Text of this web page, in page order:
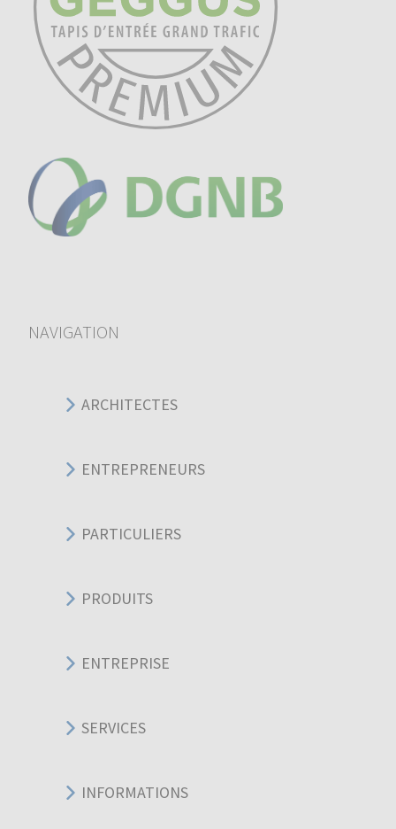
NAVIGATION
ARCHITECTES
ENTREPRENEURS
PARTICULIERS
PRODUITS
ENTREPRISE
SERVICES
INFORMATIONS